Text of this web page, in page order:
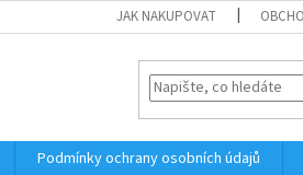
JAK NAKUPOVAT
Podmínky ochrany osobních údajů